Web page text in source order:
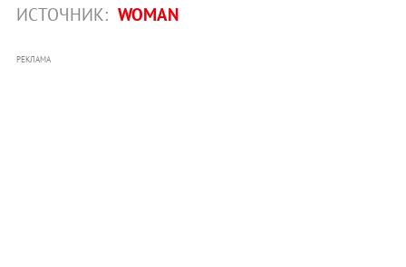
ИСТОЧНИК: WOMAN
РЕКЛАМА